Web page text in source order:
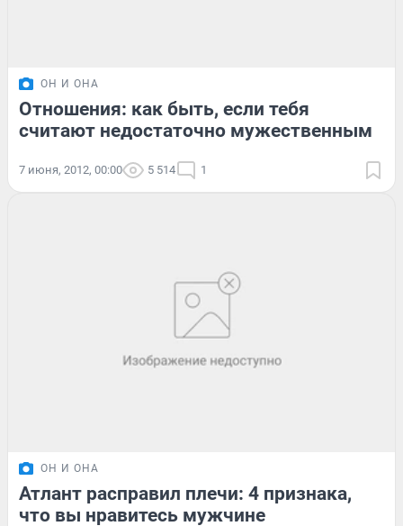
ОН И ОНА
Отношения: как быть, если тебя
считают недостаточно мужественным
7 июня, 2012, 00:00 5 514 1
ОН И ОНА
Атлант расправил плечи: 4 признака,
что вы нравитесь мужчине